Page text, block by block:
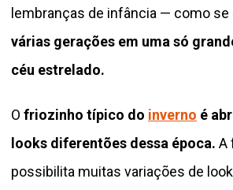
lembranças de infância — como se
várias gerações em uma só
céu estrelado.
O friozinho típico do inverno é
looks diferentões dessa época. A
possibilita muitas variações de